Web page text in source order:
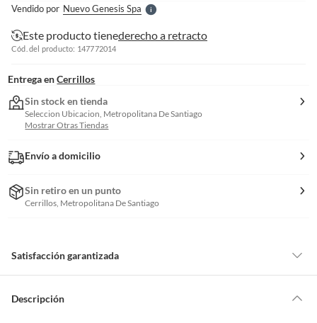
Vendido por Nuevo Genesis SpaS
Este producto tienederecho a retracto
Cód. del producto: 147772014
Entrega en Cerrillos
Sin stock en tienda
Seleccion Ubicacion, Metropolitana De Santiago
Mostrar Otras Tiendas
Envío a domicilio
Sin retiro en un punto
Cerrillos, Metropolitana De Santiago
Satisfacción garantizada
de la compra.
Descripción